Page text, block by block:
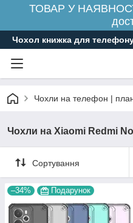
ТОВАР У
Чохол книжка для
Чохли на телефон |
Чохли на Xiaomi Redmi
Сортування
–34% Подарунок